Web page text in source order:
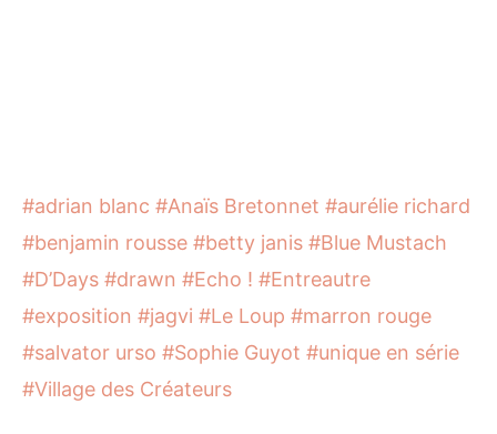
#adrian blanc #Anaïs Bretonnet #aurélie richard
#benjamin rousse #betty janis #Blue Mustach
#D’Days #drawn #Echo ! #Entreautre
#exposition #jagvi #Le Loup #marron rouge
#salvator urso #Sophie Guyot #unique en série
#Village des Créateurs